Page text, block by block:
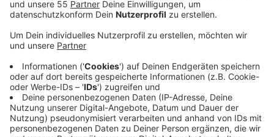
Veröffentlicht:Dienstag, 12.08.2025 07:43
Anzeige
Ziel sei es, unerwünschte Grenzübertritte zu
verhindern und offene Haftbefehle zu vollstrecken.
Viele Kommunalpolitiker im Kreis Kleve kritisieren die
Maßnahme. Sie fürchten wirtschaftliche Schäden,